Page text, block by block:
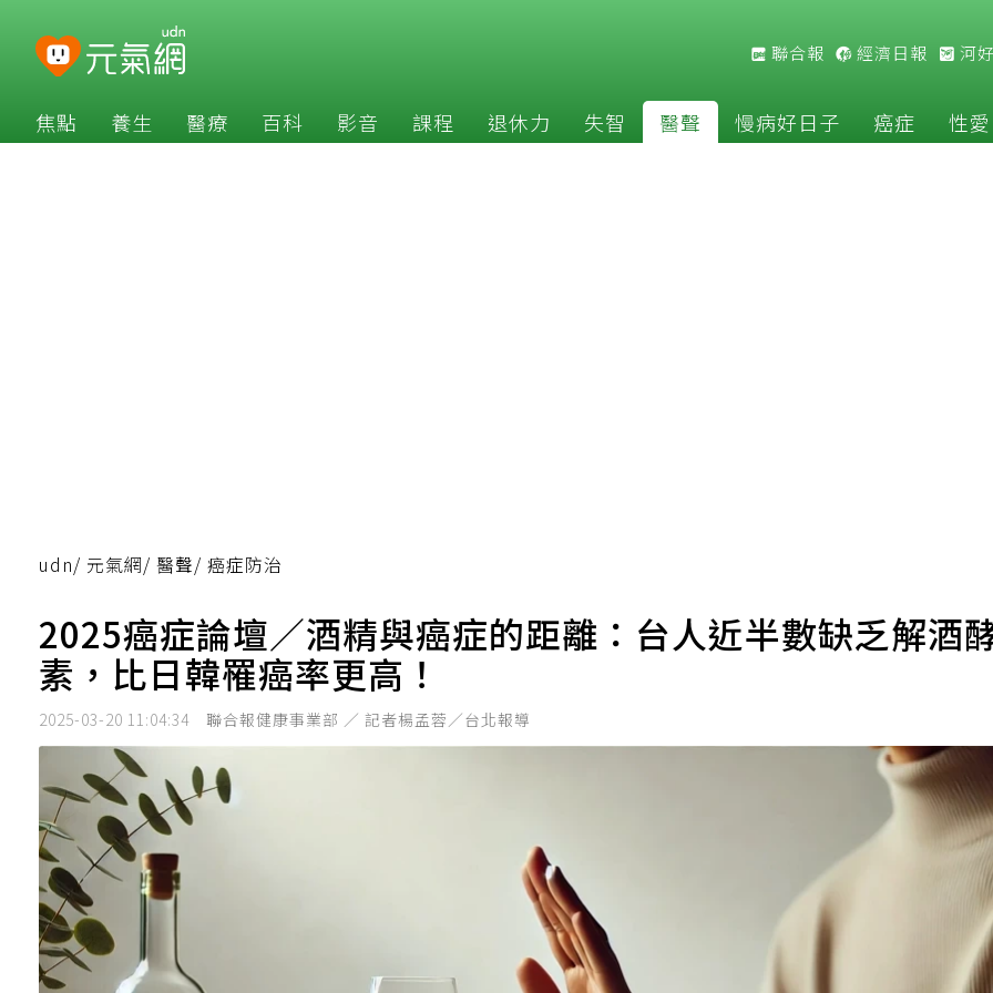
聯合報 經濟日報 河
焦點 養生 醫療 百科 影音 課程 退休力 失智 醫聲 慢病好日子 癌症 性愛
udn/ 元氣網/ 醫聲/ 癌症防治
2025癌症論壇／酒精與癌症的距離：台人近半數缺乏解酒
素，比日韓罹癌率更高！
2025-03-20 11:04:34 聯合報健康事業部 ／ 記者楊孟蓉／台北報導